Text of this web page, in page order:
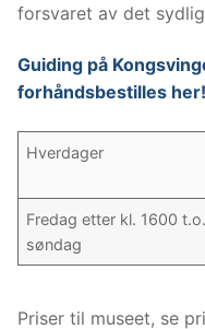
forsvaret av det
Guiding på
forhåndsbestilles her!
Hverdager
Fredag etter kl. 1600
søndag
Priser til museet, se